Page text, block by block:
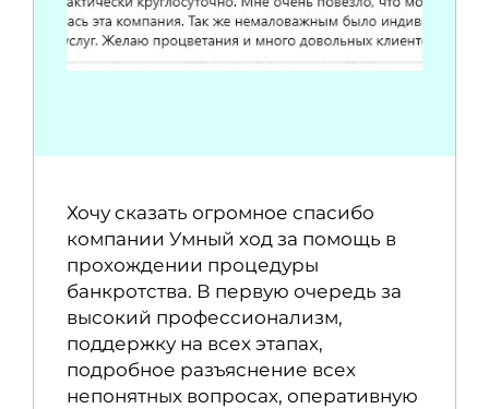
Хочу сказать огромное спасибо
компании Умный ход за помощь в
прохождении процедуры
банкротства. В первую очередь за
высокий профессионализм,
поддержку на всех этапах,
подробное разъяснение всех
непонятных вопросах, оперативную